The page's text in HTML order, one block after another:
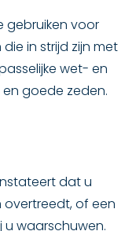
gebruiken voor
in strijd zijn met
wet- en
goede zeden.
dat u
of een
u waarschuwen.